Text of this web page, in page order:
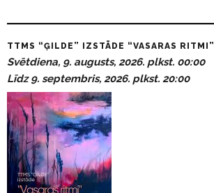
TTMS “ĢILDE” IZSTĀDE “VASARAS RITMI”
Svētdiena, 9. augusts, 2026. plkst. 00:00
Līdz 9. septembris, 2026. plkst. 20:00